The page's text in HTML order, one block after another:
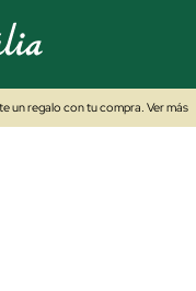
un regalo con tu compra. Ver más